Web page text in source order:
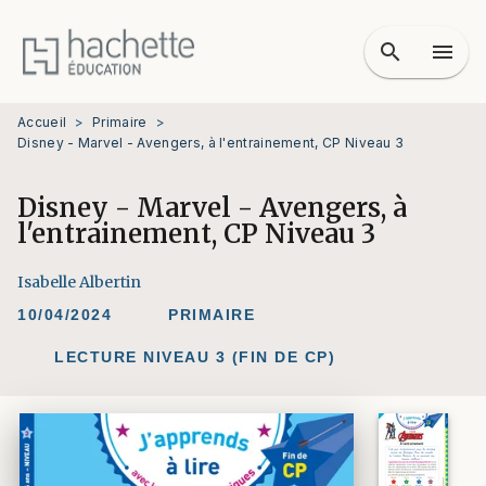
MENU RECHERCHE
PIED DE PAGE
search menu
Accueil > Primaire
>
Disney - Marvel - Avengers, à l'entrainement, CP Niveau 3
Disney - Marvel - Avengers, à
l'entrainement, CP Niveau 3
Isabelle Albertin
10/04/2024 PRIMAIRE
LECTURE NIVEAU 3 (FIN DE CP)